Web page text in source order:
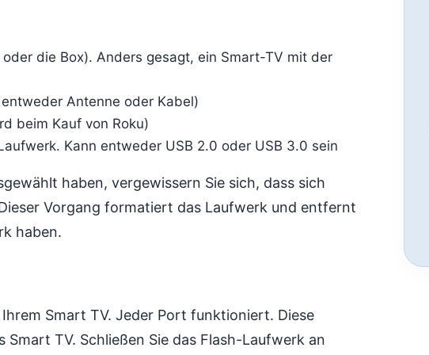
die Box). Anders gesagt, ein Smart-TV mit der
Antenne oder Kabel)
beim Kauf von Roku)
Kann entweder USB 2.0 oder USB 3.0 sein
haben, vergewissern Sie sich, dass sich
Vorgang formatiert das Laufwerk und entfernt
haben.
Smart TV. Jeder Port funktioniert. Diese
TV. Schließen Sie das Flash-Laufwerk an